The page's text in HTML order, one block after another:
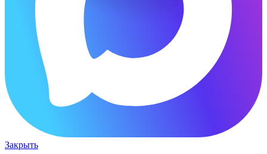
Закрыть